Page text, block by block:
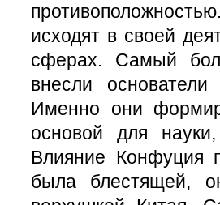
исходят в своей
сферах. Самый
внесли
Именно они
основой для
Влияние Конфуция
была блестящей,